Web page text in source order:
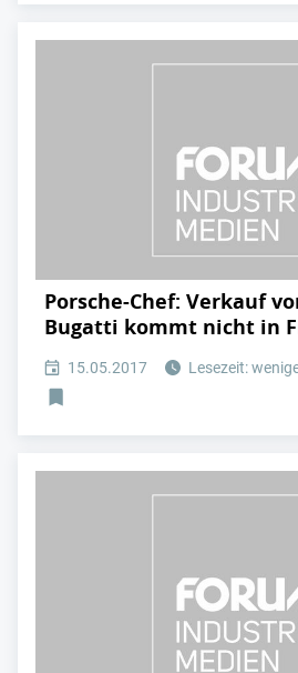
Porsche-Chef: Verkauf
Bugatti kommt nicht in
15.05.2017 Lesezeit: